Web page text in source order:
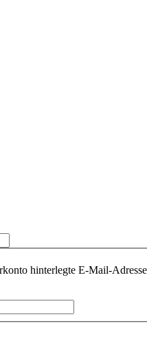
hinterlegte E-Mail-